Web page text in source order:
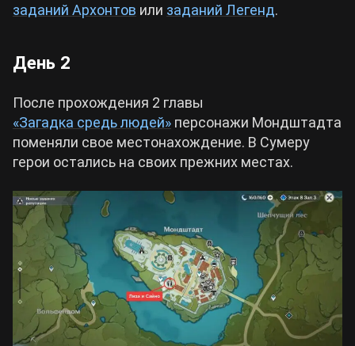
заданий Архонтов или заданий Легенд.
День 2
После прохождения 2 главы
«Загадка средь людей» персонажи Мондштадта
поменяли свое местонахождение. В Сумеру
герои остались на своих прежних местах.